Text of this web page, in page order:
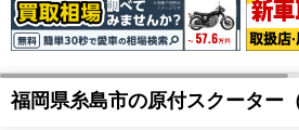
福岡県糸島市の原付スクーター